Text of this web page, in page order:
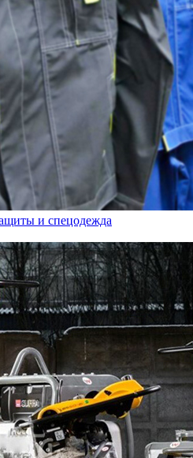
и спецодежда